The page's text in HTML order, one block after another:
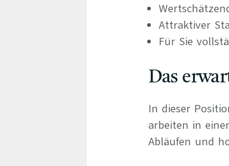
Attraktiver
Für Sie
Das
In dieser
arbeiten in
Abläufen und